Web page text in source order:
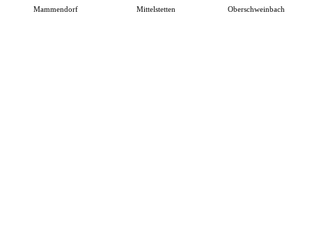
Mammendorf Mittelstetten Oberschweinbach